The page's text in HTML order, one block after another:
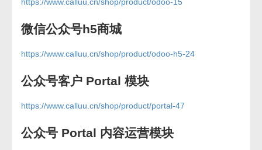
https://www.calluu.cn/shop/product/odoo-15
微信公众号h5商城
https://www.calluu.cn/shop/product/odoo-h5-24
公众号客户 Portal 模块
https://www.calluu.cn/shop/product/portal-47
公众号 Portal 内容运营模块